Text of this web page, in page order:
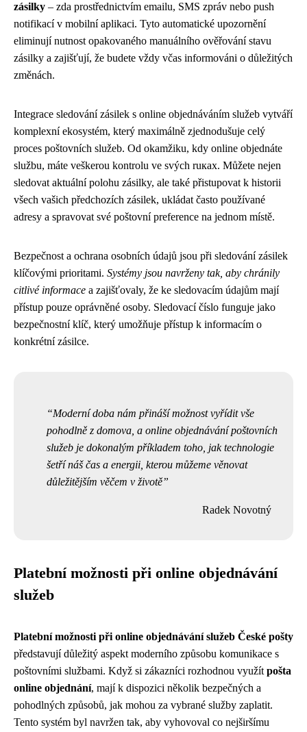
zásilky – zda prostřednictvím emailu, SMS zpráv nebo push
notifikací v mobilní aplikaci. Tyto automatické upozornění
eliminují nutnost opakovaného manuálního ověřování stavu
zásilky a zajišťují, že budete vždy včas informováni o důležitých
změnách.
Integrace sledování zásilek s online objednáváním služeb vytváří
komplexní ekosystém, který maximálně zjednodušuje celý
proces poštovních služeb. Od okamžiku, kdy online objednáte
službu, máte veškerou kontrolu ve svých ruках. Můžete nejen
sledovat aktuální polohu zásilky, ale také přistupovat k historii
všech vašich předchozích zásilek, ukládat často používané
adresy a spravovat své poštovní preference na jednom místě.
Bezpečnost a ochrana osobních údajů jsou při sledování zásilek
klíčovými prioritami. Systémy jsou navrženy tak, aby chránily
citlivé informace a zajišťovaly, že ke sledovacím údajům mají
přístup pouze oprávněné osoby. Sledovací číslo funguje jako
bezpečnostní klíč, který umožňuje přístup k informacím o
konkrétní zásilce.
Moderní doba nám přináší možnost vyřídit vše
pohodlně z domova, a online objednávání poštovních
služeb je dokonalým příkladem toho, jak technologie
šetří náš čas a energii, kterou můžeme věnovat
důležitějším věčem v životě
Radek Novotný
Platební možnosti při online objednávání
služeb
Platební možnosti při online objednávání služeb České pošty
představují důležitý aspekt moderního způsobu komunikace s
poštovními službami. Když si zákazníci rozhodnou využít pošta
online objednání, mají k dispozici několik bezpečných a
pohodlných způsobů, jak mohou za vybrané služby zaplatit.
Tento systém byl navržen tak, aby vyhovoval co nejširšímu